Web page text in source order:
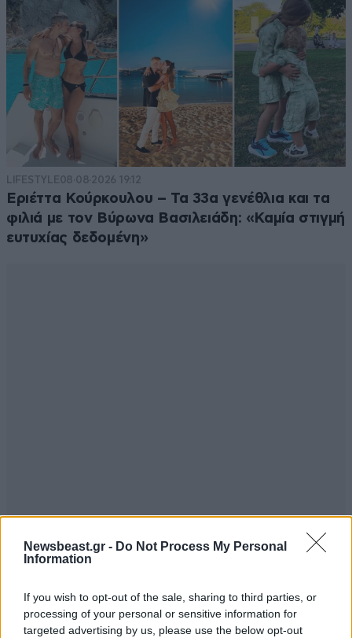
Newsbeast.gr - Do Not Process My Personal
Information
If you wish to opt-out of the sale, sharing to third parties, or
processing of your personal or sensitive information for
targeted advertising by us, please use the below opt-out
LIFESTYLE08·08·2026 19:12
Εριέττα Κούρκουλου – Τα 33α γενέθλια και τα
φιλιά με τον Βύρωνα Βασιλειάδη: «Καμία στιγμή
ευτυχίας δεδομένη»